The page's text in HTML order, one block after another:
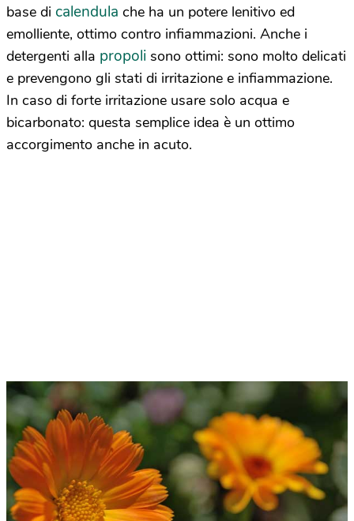
base di calendula che ha un potere lenitivo ed
emolliente, ottimo contro infiammazioni. Anche i
detergenti alla propoli sono ottimi: sono molto delicati
e prevengono gli stati di irritazione e infiammazione.
In caso di forte irritazione usare solo acqua e
bicarbonato: questa semplice idea è un ottimo
accorgimento anche in acuto.